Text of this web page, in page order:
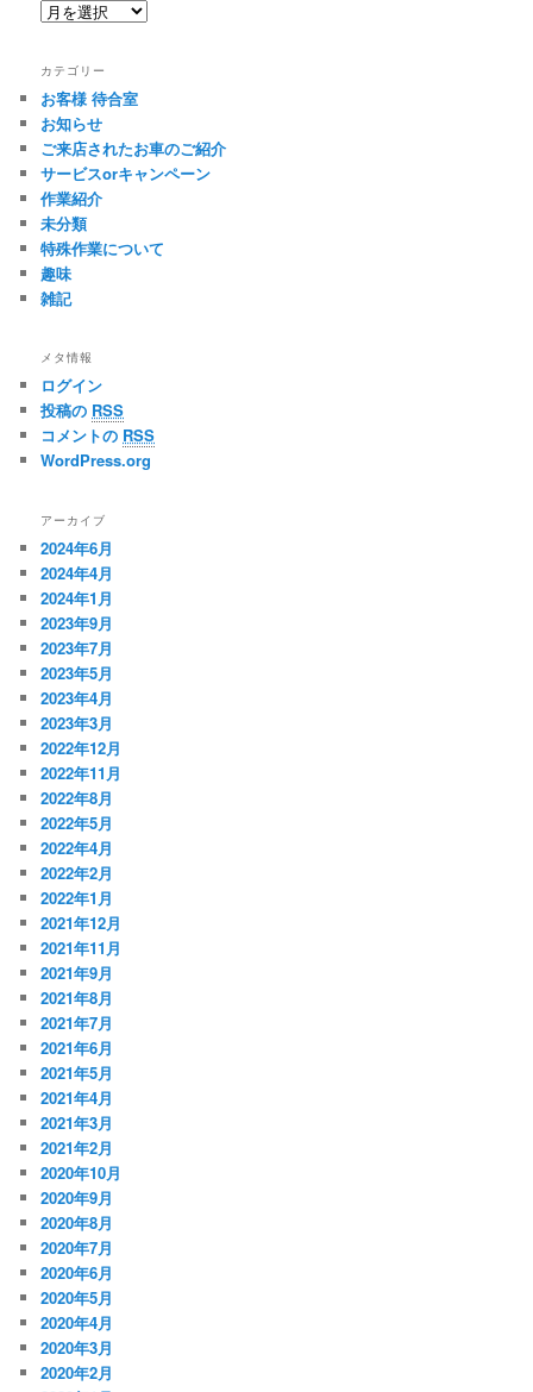
ア
イ
ブ
カテゴリー
お客様 待合室
お知らせ
ご来店されたお車のご紹介
サービスorキャンペーン
作業紹介
未分類
特殊作業について
趣味
雑記
メタ情報
ログイン
投稿の RSS
コメントの RSS
WordPress.org
アーカイブ
2024年6月
2024年4月
2024年1月
2023年9月
2023年7月
2023年5月
2023年4月
2023年3月
2022年12月
2022年11月
2022年8月
2022年5月
2022年4月
2022年2月
2022年1月
2021年12月
2021年11月
2021年9月
2021年8月
2021年7月
2021年6月
2021年5月
2021年4月
2021年3月
2021年2月
2020年10月
2020年9月
2020年8月
2020年7月
2020年6月
2020年5月
2020年4月
2020年3月
2020年2月